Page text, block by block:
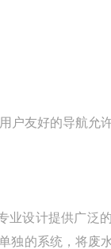
户友好的导航允
业设计提供广泛
独的系统，将废